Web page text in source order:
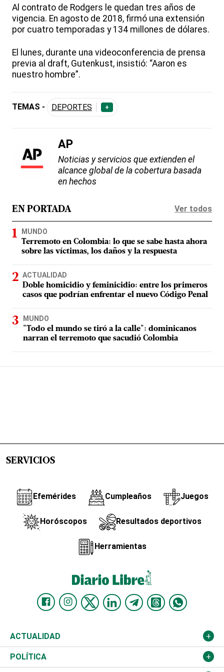
Al contrato de Rodgers le quedan tres años de
vigencia. En agosto de 2018, firmó una extensión
por cuatro temporadas y 134 millones de dólares.
El lunes, durante una videoconferencia de prensa
previa al draft, Gutenkust, insistió: “Aaron es
nuestro hombre”.
TEMAS - DEPORTES +
AP
Noticias y servicios que extienden el
alcance global de la cobertura basada
en hechos
EN PORTADA Ver todos
MUNDO
Terremoto en Colombia: lo que se sabe hasta ahora
sobre las víctimas, los daños y la respuesta
ACTUALIDAD
Doble homicidio y feminicidio: entre los primeros
casos que podrían enfrentar el nuevo Código Penal
MUNDO
"Todo el mundo se tiró a la calle": dominicanos
narran el terremoto que sacudió Colombia
SERVICIOS
Efemérides Cumpleaños Juegos
Horóscopos Resultados deportivos
Herramientas
ACTUALIDAD
Nacional
POLÍTICA